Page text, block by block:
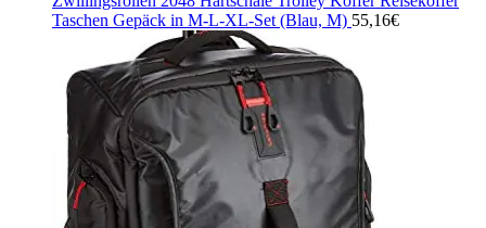
Taschen Gepäck in M-L-XL-Set (Blau, M) 55,16€